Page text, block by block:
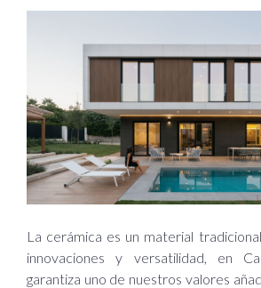
La cerámica es un material
innovaciones y versatilidad, en
garantiza uno de nuestros valores